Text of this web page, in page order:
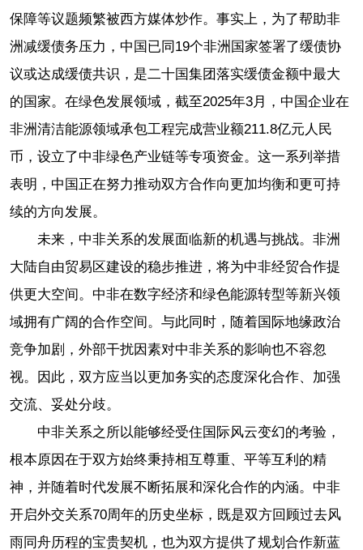
保障等议题频繁被西方媒体炒作。事实上，为了帮助非
洲减缓债务压力，中国已同19个非洲国家签署了缓债协
议或达成缓债共识，是二十国集团落实缓债金额中最大
的国家。在绿色发展领域，截至2025年3月，中国企业在
非洲清洁能源领域承包工程完成营业额211.8亿元人民
币，设立了中非绿色产业链等专项资金。这一系列举措
表明，中国正在努力推动双方合作向更加均衡和更可持
续的方向发展。
未来，中非关系的发展面临新的机遇与挑战。非洲
大陆自由贸易区建设的稳步推进，将为中非经贸合作提
供更大空间。中非在数字经济和绿色能源转型等新兴领
域拥有广阔的合作空间。与此同时，随着国际地缘政治
竞争加剧，外部干扰因素对中非关系的影响也不容忽
视。因此，双方应当以更加务实的态度深化合作、加强
交流、妥处分歧。
中非关系之所以能够经受住国际风云变幻的考验，
根本原因在于双方始终秉持相互尊重、平等互利的精
神，并随着时代发展不断拓展和深化合作的内涵。中非
开启外交关系70周年的历史坐标，既是双方回顾过去风
雨同舟历程的宝贵契机，也为双方提供了规划合作新蓝